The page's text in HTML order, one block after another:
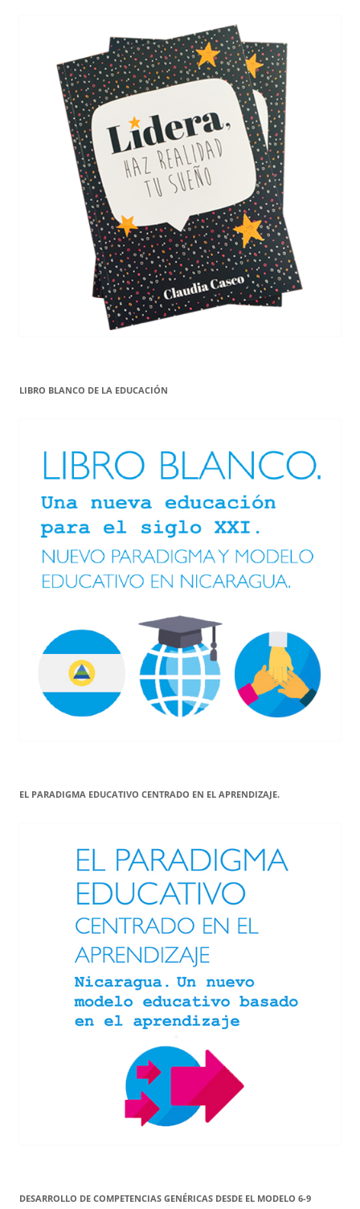
LIBRO BLANCO DE LA EDUCACIÓN
EL PARADIGMA EDUCATIVO CENTRADO EN EL APRENDIZAJE.
DESARROLLO DE COMPETENCIAS GENÉRICAS DESDE EL MODELO 6-9